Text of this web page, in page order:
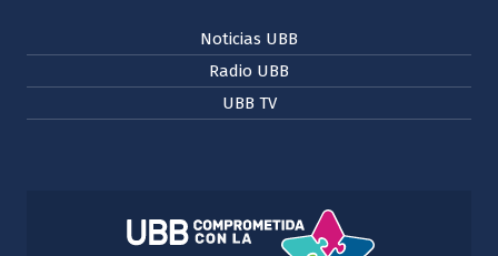
Noticias UBB
Radio UBB
UBB TV